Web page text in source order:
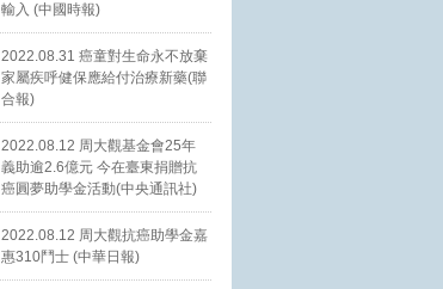
輸入 (中國時報)
2022.08.31 癌童對生命永不放棄
家屬疾呼健保應給付治療新藥(聯
合報)
2022.08.12 周大觀基金會25年
義助逾2.6億元 今在臺東捐贈抗
癌圓夢助學金活動(中央通訊社)
2022.08.12 周大觀抗癌助學金嘉
惠310鬥士 (中華日報)